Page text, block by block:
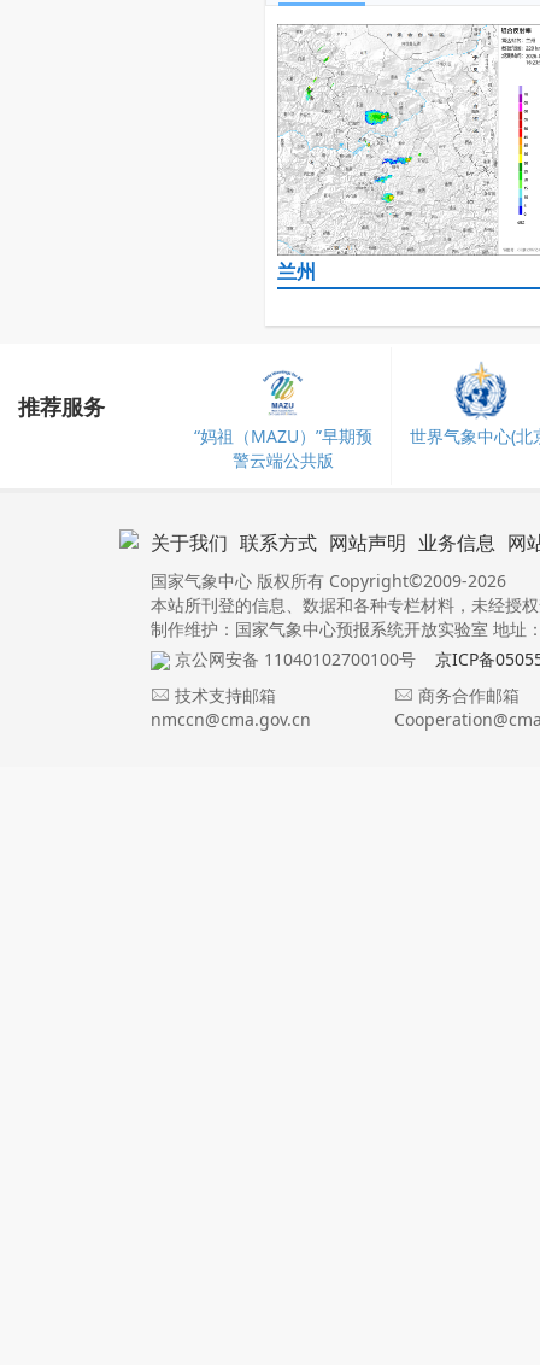
兰州
推荐服务
“妈祖（MAZU）”早期预
警云端公共版
世界气象中心(北
关于我们 联系方式 网站声明 业务信息 网
国家气象中心 版权所有 Copyright©2009-2026
本站所刊登的信息、数据和各种专栏材料，未经授
制作维护：国家气象中心预报系统开放实验室 地址
京公网安备 11040102700100号
京ICP备
技术支持邮箱
nmccn@cma.gov.cn
商务合作邮箱